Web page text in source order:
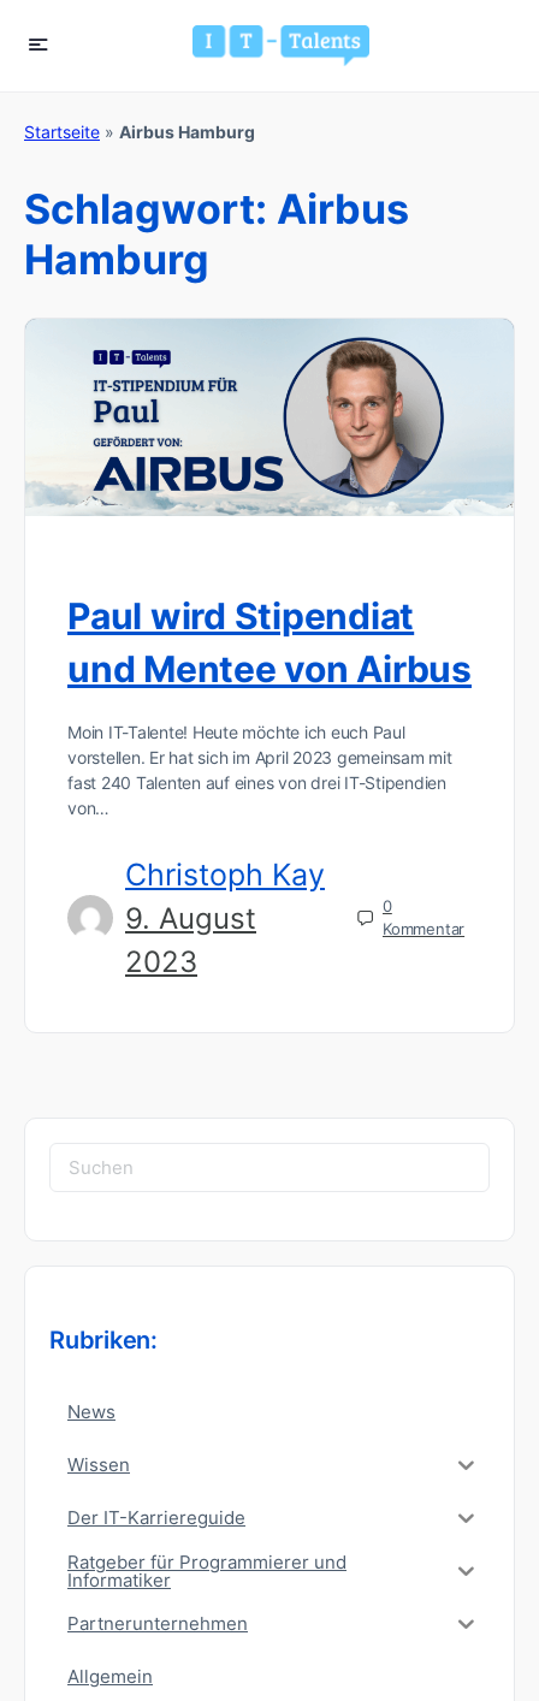
Startseite » Airbus Hamburg
Schlagwort: Airbus
Hamburg
Paul wird Stipendiat
und Mentee von Airbus
Moin IT-Talente! Heute möchte ich euch Paul
vorstellen. Er hat sich im April 2023 gemeinsam mit
fast 240 Talenten auf eines von drei IT-Stipendien
von…
Christoph Kay
9. August
2023
0
Kommentar
Suchen
nach:
Rubriken:
News
Wissen
Der IT-Karriereguide
Ratgeber für Programmierer und
Informatiker
Partnerunternehmen
Allgemein